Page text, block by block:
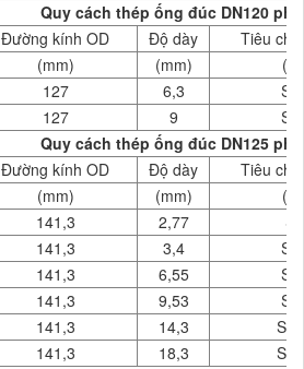
Quy cách thép ống đúc DN120 phi
Đường kính OD Độ dày
Tiêu
(mm) (mm)
(
127 6,3
127 9
Quy cách thép ống đúc DN125 phi
Đường kính OD Độ dày
Tiêu
(mm) (mm)
(
141,3 2,77
141,3 3,4
141,3 6,55
141,3 9,53
141,3 14,3
141,3 18,3